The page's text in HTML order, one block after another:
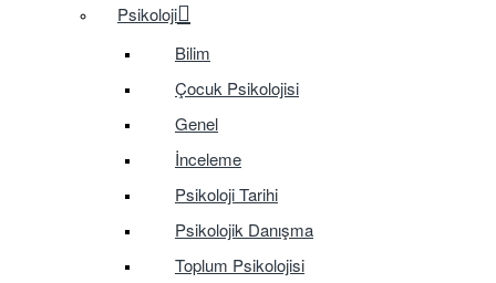
Psikoloji
Bilim
Çocuk Psikolojisi
Genel
İnceleme
Psikoloji Tarihi
Psikolojik Danışma
Toplum Psikolojisi